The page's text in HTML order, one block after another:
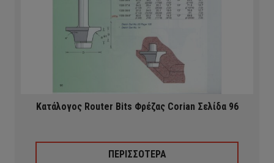
Κατάλογος Router Bits Φρέζας Corian Σελίδα 96
ΠΕΡΙΣΣΟΤΕΡΑ